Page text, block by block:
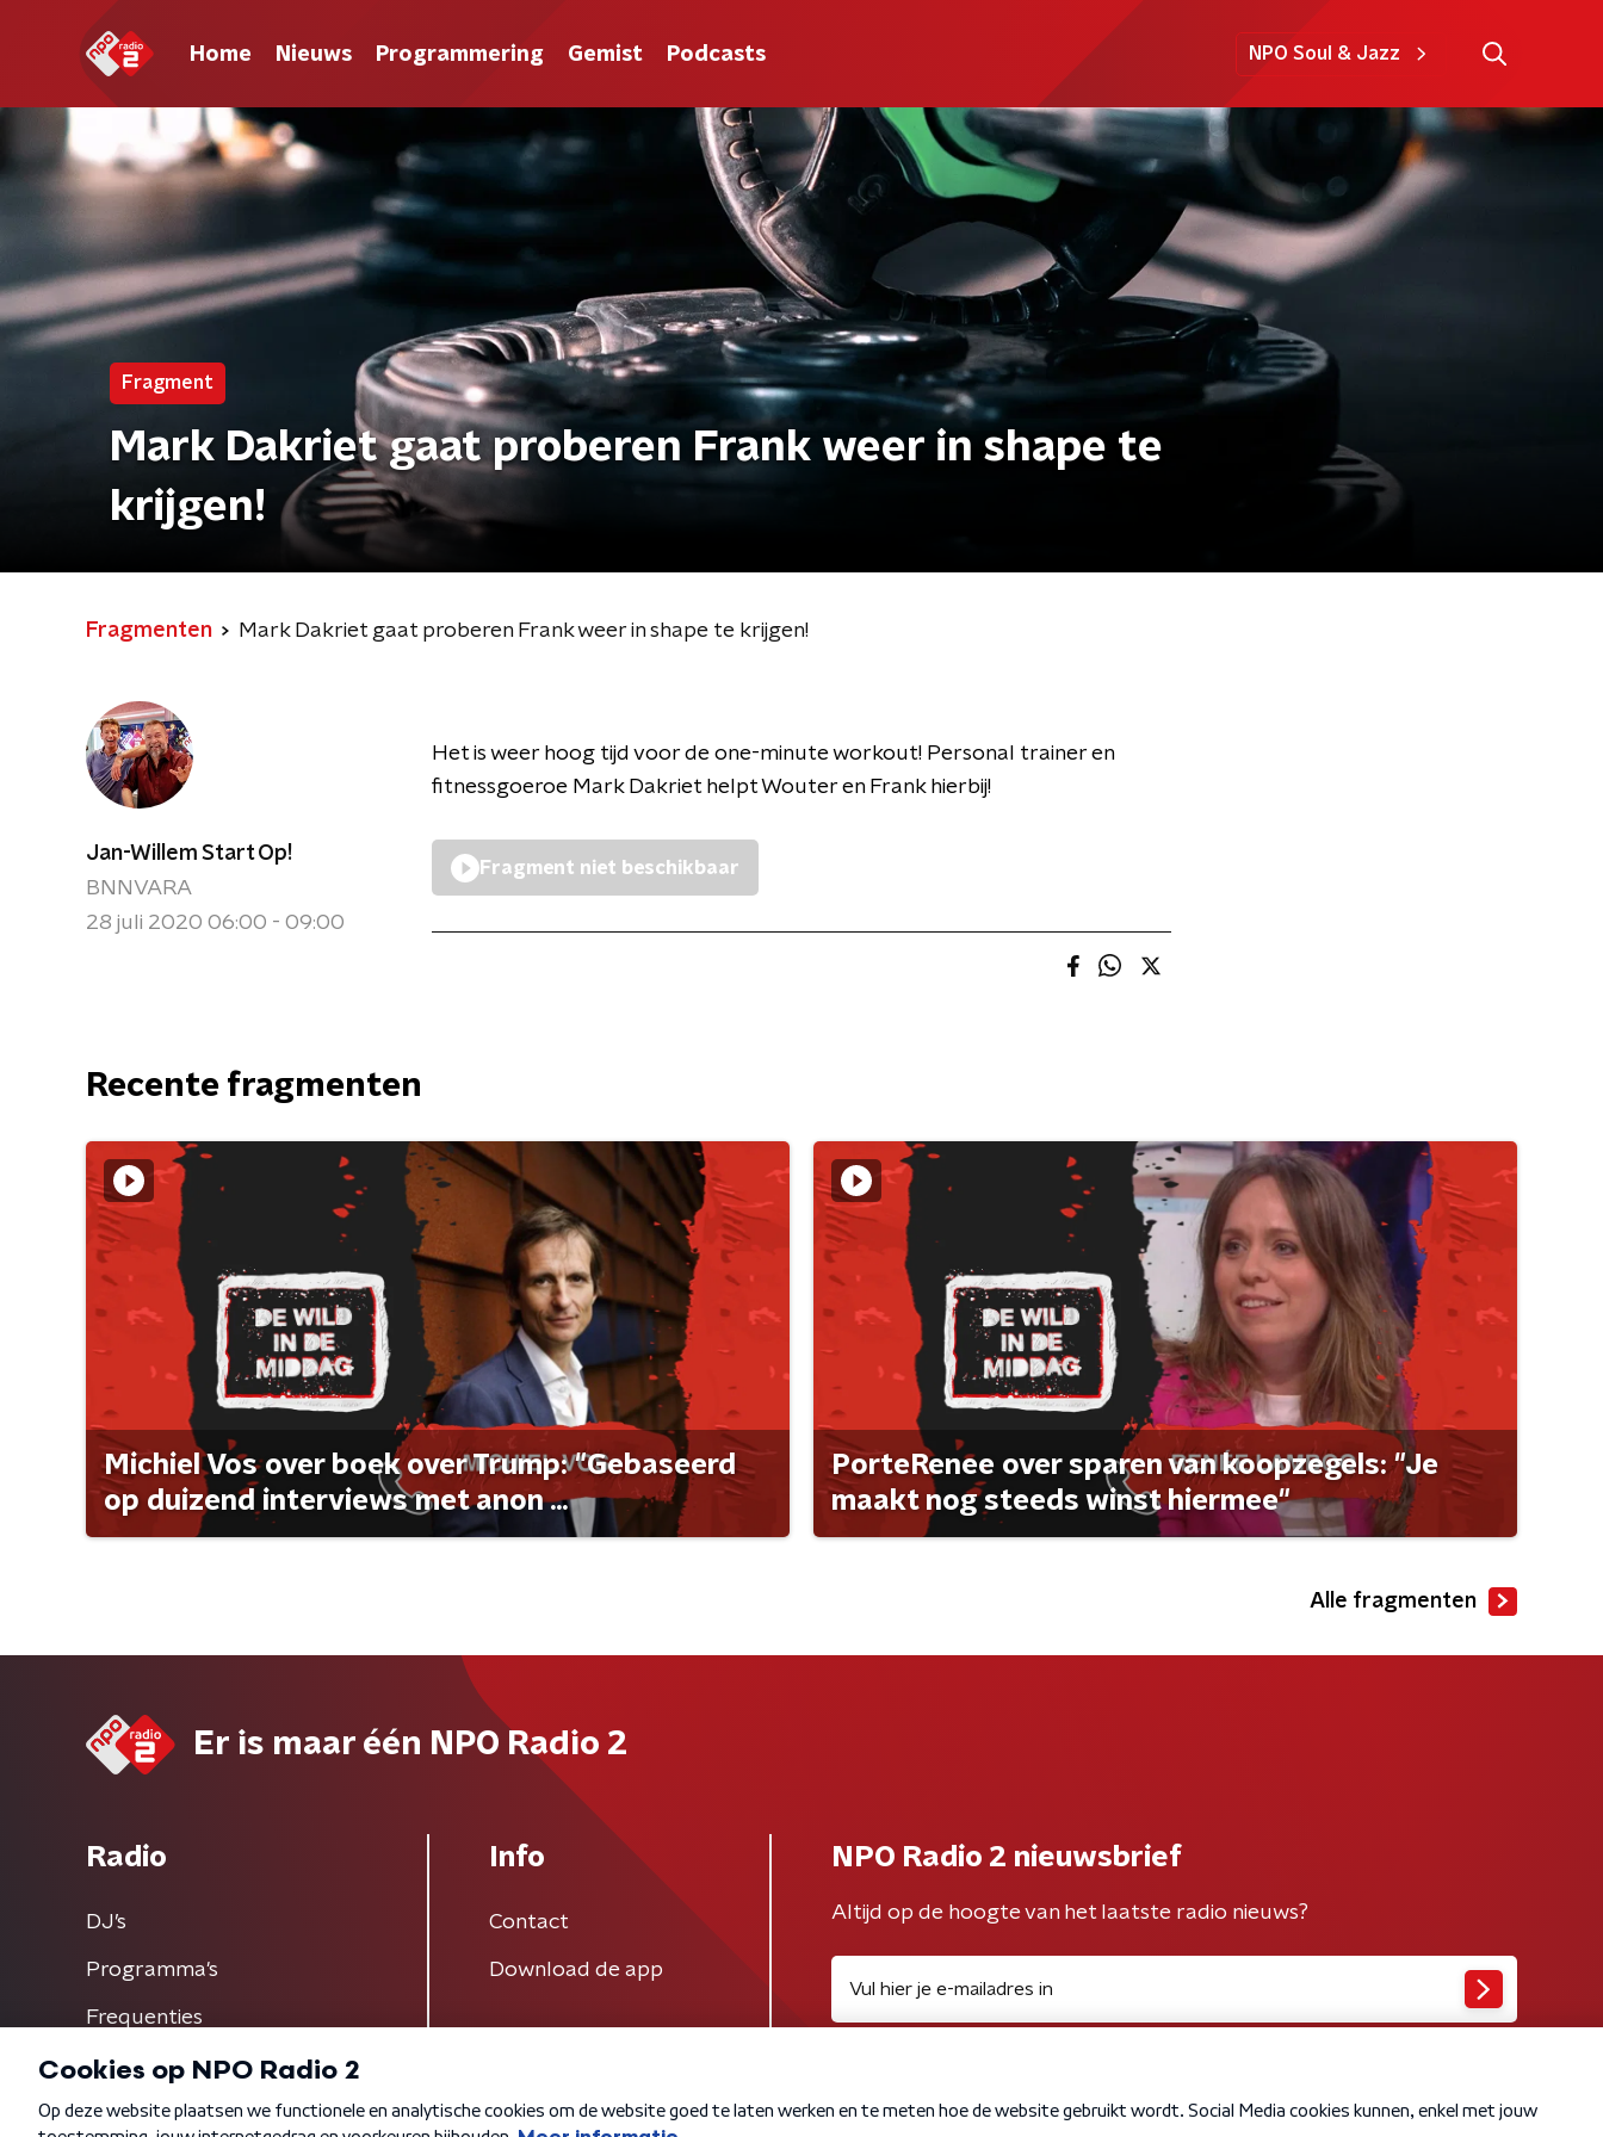
Home Nieuws Programmering Gemist Podcasts NPO Soul & Jazz
Fragment
Mark Dakriet gaat proberen Frank weer in shape te
krijgen!
Fragmenten Mark Dakriet gaat proberen Frank weer in shape te krijgen!
Jan-Willem Start Op!
BNNVARA
28 juli 2020 06:00 - 09:00
Het is weer hoog tijd voor de one-minute workout! Personal trainer en
fitnessgoeroe Mark Dakriet helpt Wouter en Frank hierbij!
Fragment niet beschikbaar
Recente fragmenten
Michiel Vos over boek over Trump: "Gebaseerd
op duizend interviews met anon ...
PorteRenee over sparen van koopzegels: "Je
maakt nog steeds winst hiermee"
Alle fragmenten
Er is maar één NPO Radio 2
Radio
DJ’s
Programma's
Frequenties
Info
Contact
Download de app
NPO Radio 2 nieuwsbrief
Altijd op de hoogte van het laatste radio nieuws?